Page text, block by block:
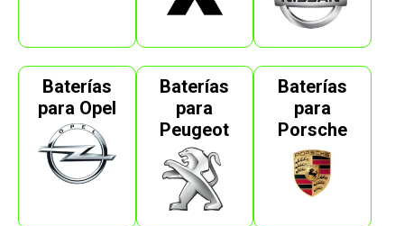
Baterías
para Opel
Baterías
para
Peugeot
Baterías
para
Porsche